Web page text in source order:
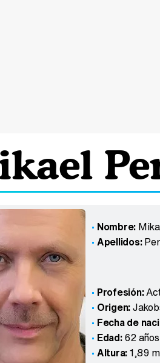
Nombre:
Apellidos:
Profesión:
Origen:
Fecha de
Edad:62 años
Altura:1,89 m